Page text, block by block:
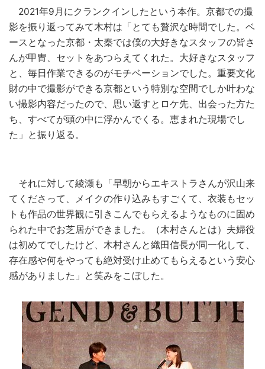
2021年9月にクランクインしたという本作。京都での撮
影を振り返ってみて木村は「とても贅沢な時間でした。ベ
ースとなった京都・太秦では僕の大好きなスタッフの皆さ
んが甲冑、セットをあつらえてくれた。大好きなスタッフ
と、毎日作業できるのがモチベーションでした。重要文化
財の中で撮影ができる京都という特別な空間でしか叶わな
い撮影内容だったので、思い返すとロケ先、出会った方た
ち、すべてが頭の中に浮かんでくる。恵まれた現場でし
た」と振り返る。
それに対して綾瀬も「早朝からエキストラさんが沢山来
てくださって、メイクの作り込みもすごくて、衣装もセッ
トも作品の世界観に引きこんでもらえるようなものに固め
られた中でお芝居ができました。（木村さんとは）夫婦役
は初めてでしたけど、木村さんと織田信長が同一化して、
存在感や何をやっても絶対受け止めてもらえるという安心
感がありました」と笑みをこぼした。